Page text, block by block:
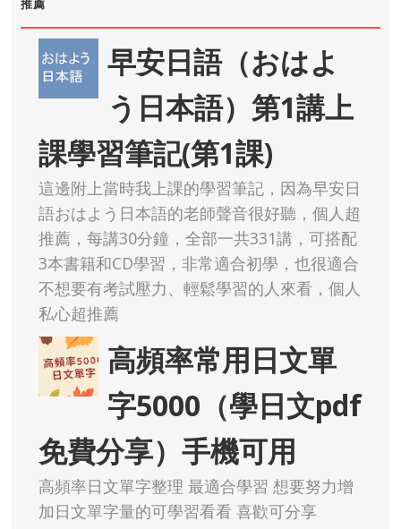
推薦
早安日語（おはよ
う日本語）第1講上
課學習筆記(第1課)
這邊附上當時我上課的學習筆記，因為早安日
語おはよう日本語的老師聲音很好聽，個人超
推薦，每講30分鐘，全部一共331講，可搭配
3本書籍和CD學習，非常適合初學，也很適合
不想要有考試壓力、輕鬆學習的人來看，個人
私心超推薦
高頻率常用日文單
字5000（學日文pdf
免費分享）手機可用
高頻率日文單字整理 最適合學習 想要努力增
加日文單字量的可學習看看 喜歡可分享